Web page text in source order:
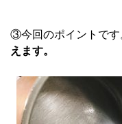
③今回のポイントです
えます。